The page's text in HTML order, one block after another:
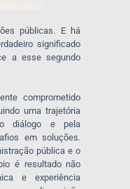
públicas. E há
significado
a esse segundo
comprometido
uma trajetória
diálogo e pela
em soluções.
pública e o
é resultado não
e experiência